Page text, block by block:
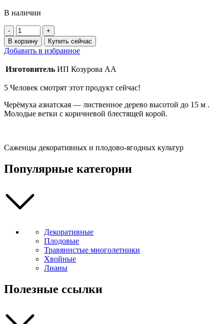
В наличии
Количество
товара
Черемуха
азиатская
200
В корзину Купить сейчас
Добавить в избранное
Изготовитель ИП Козурова АА
5 Человек смотрят этот продукт сейчас!
Черёмуха азиатская — лиственное дерево высотой до 15 м .
Молодые ветки с коричневой блестящей корой.
Саженцы декоративных и плодово-ягодных культур
Популярные категории
Декоративные
Плодовые
Травянистые многолетники
Хвойные
Лианы
Полезные ссылки